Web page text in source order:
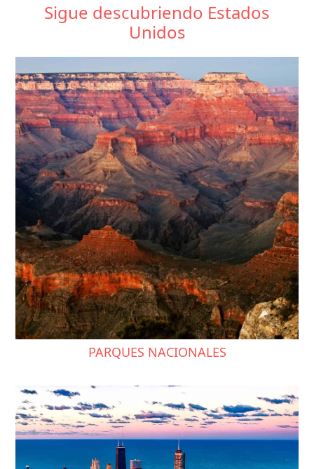
Sigue descubriendo Estados
Unidos
PARQUES NACIONALES